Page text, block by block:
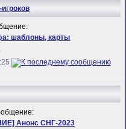
шаблоны, карты
Анонс СНГ-2023